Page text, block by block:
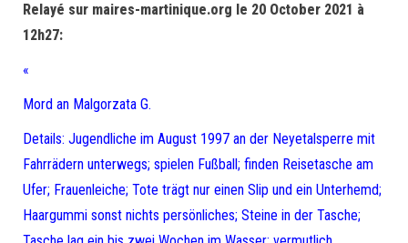
Relayé sur maires-martinique.org le 20 October 2021 à
12h27:
«
Mord an Malgorzata G.
Details: Jugendliche im August 1997 an der Neyetalsperre mit
Fahrrädern unterwegs; spielen Fußball; finden Reisetasche am
Ufer; Frauenleiche; Tote trägt nur einen Slip und ein Unterhemd;
Haargummi sonst nichts persönliches; Steine in der Tasche;